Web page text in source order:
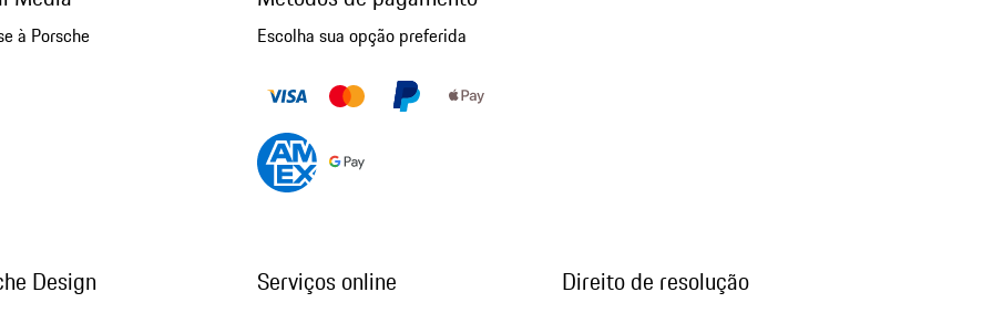
à Porsche Escolha sua opção preferida
Design Serviços online Direito de resolução